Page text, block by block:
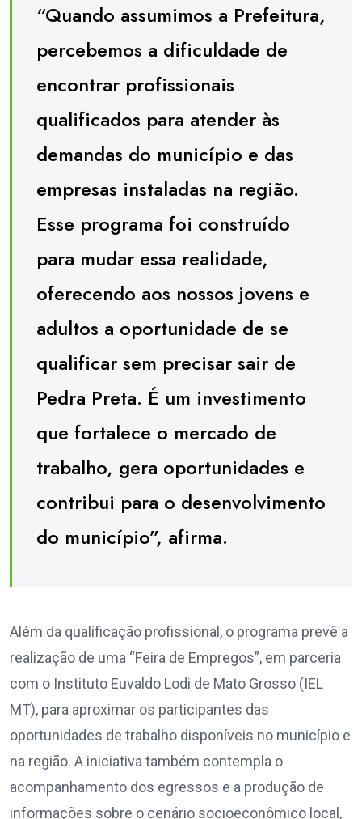
“Quando assumimos a Prefeitura,
percebemos a dificuldade de
encontrar profissionais
qualificados para atender às
demandas do município e das
empresas instaladas na região.
Esse programa foi construído
para mudar essa realidade,
oferecendo aos nossos jovens e
adultos a oportunidade de se
qualificar sem precisar sair de
Pedra Preta. É um investimento
que fortalece o mercado de
trabalho, gera oportunidades e
contribui para o desenvolvimento
do município”, afirma.
Além da qualificação profissional, o programa prevê a
realização de uma “Feira de Empregos”, em parceria
com o Instituto Euvaldo Lodi de Mato Grosso (IEL
MT), para aproximar os participantes das
oportunidades de trabalho disponíveis no município e
na região. A iniciativa também contempla o
acompanhamento dos egressos e a produção de
informações sobre o cenário socioeconômico local,